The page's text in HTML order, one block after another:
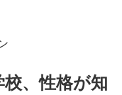
、性格が知